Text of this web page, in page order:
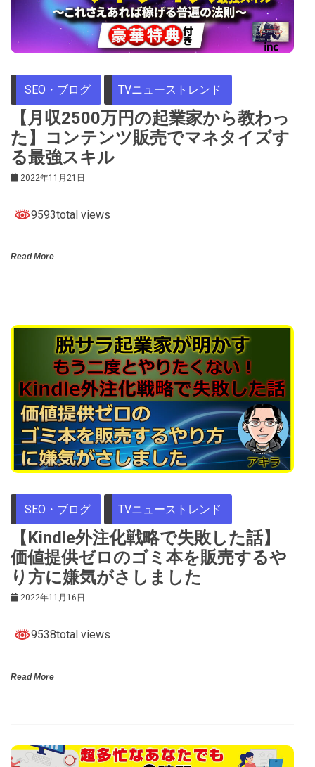
SEO・ブログ TVニューストレンド
【月収2500万円の起業家から教わっ
た】コンテンツ販売でマネタイズす
る最強スキル
2022年11月21日
9593total views
Read More
SEO・ブログ TVニューストレンド
【Kindle外注化戦略で失敗した話】
価値提供ゼロのゴミ本を販売するや
り方に嫌気がさしました
2022年11月16日
9538total views
Read More